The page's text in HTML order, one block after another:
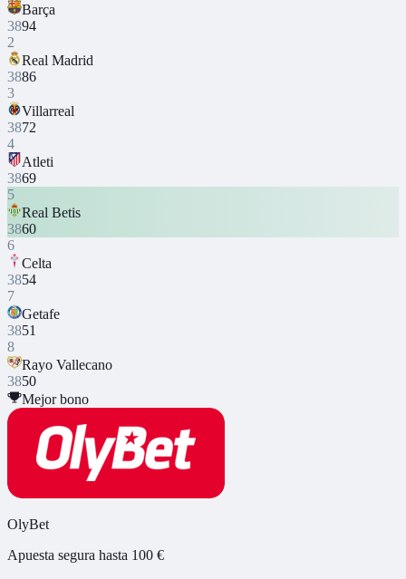
Barça
3894
2
Real Madrid
3886
3
Villarreal
3872
4
Atleti
3869
5
Real Betis
3860
6
Celta
3854
7
Getafe
3851
8
Rayo Vallecano
3850
Mejor bono
OlyBet
Apuesta segura hasta 100 €